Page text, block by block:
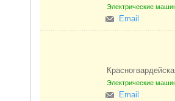
Электрические
Email
Электрические
Email